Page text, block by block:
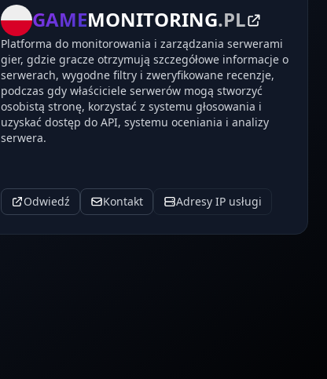
GAMEMONITORING.PL
Platforma do monitorowania i zarządzania serwerami
gier, gdzie gracze otrzymują szczegółowe informacje o
serwerach, wygodne filtry i zweryfikowane recenzje,
podczas gdy właściciele serwerów mogą stworzyć
osobistą stronę, korzystać z systemu głosowania i
uzyskać dostęp do API, systemu oceniania i analizy
serwera.
Odwiedź Kontakt Adresy IP usługi